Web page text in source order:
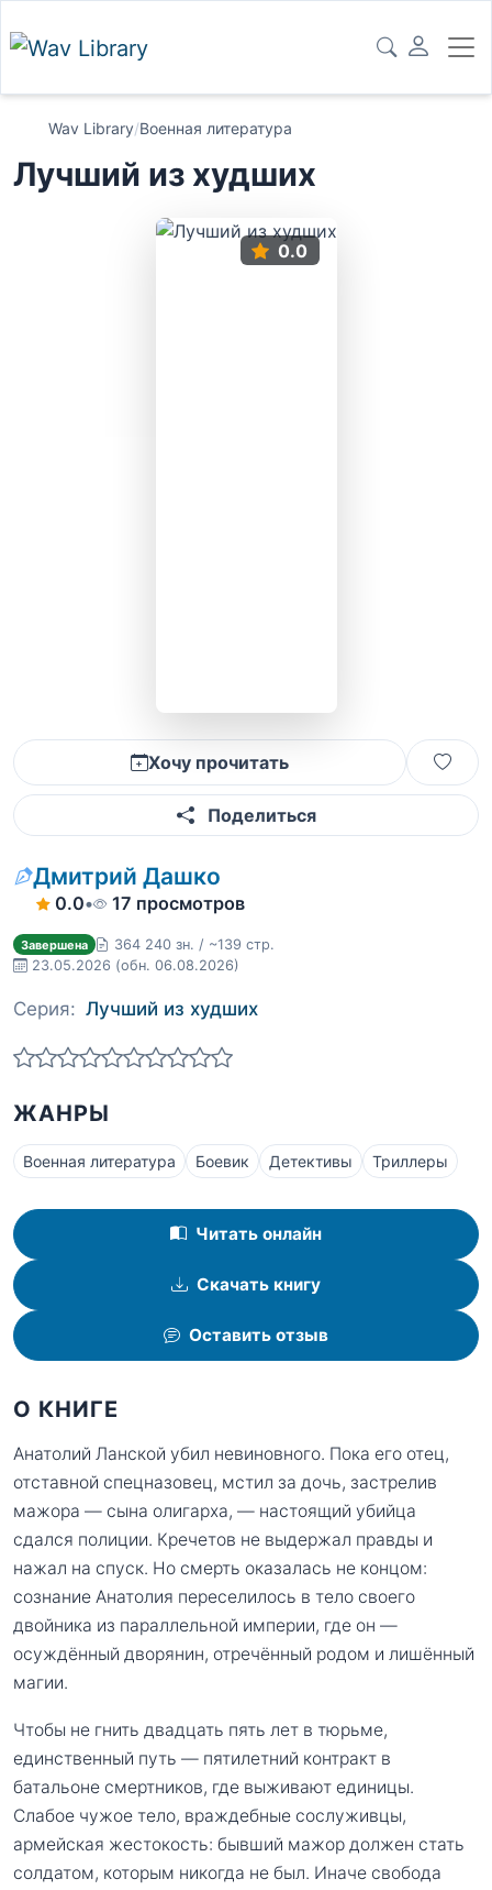
Wav Library/Военная литература
Лучший из худших
0.0
Хочу прочитать
Поделиться
Дмитрий Дашко
0.0• 17 просмотров
Завершена
364 240 зн. / ~139 стр.
23.05.2026 (обн. 06.08.2026)
Серия: Лучший из худших
ЖАНРЫ
Военная литература Боевик Детективы Триллеры
Читать онлайн
Скачать книгу
Оставить отзыв
О КНИГЕ
Анатолий Ланской убил невиновного. Пока его отец,
отставной спецназовец, мстил за дочь, застрелив
мажора — сына олигарха, — настоящий убийца
сдался полиции. Кречетов не выдержал правды и
нажал на спуск. Но смерть оказалась не концом:
сознание Анатолия переселилось в тело своего
двойника из параллельной империи, где он —
осуждённый дворянин, отречённый родом и лишённый
магии.
Чтобы не гнить двадцать пять лет в тюрьме,
единственный путь — пятилетний контракт в
батальоне смертников, где выживают единицы.
Слабое чужое тело, враждебные сослуживцы,
армейская жестокость: бывший мажор должен стать
солдатом, которым никогда не был. Иначе свобода